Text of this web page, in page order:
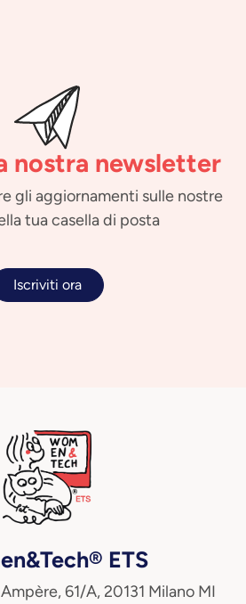
nostra newsletter
gli aggiornamenti sulle nostre
tua casella di posta
Iscriviti ora
ETS
61/A, 20131 Milano MI